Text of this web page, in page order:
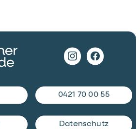
0421 70 00 55
Datenschutz